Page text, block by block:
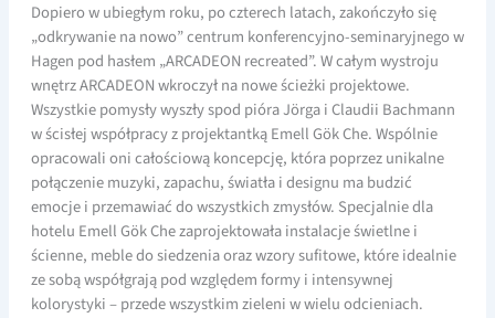
Dopiero w ubiegłym roku, po czterech latach, zakończyło się
„odkrywanie na nowo” centrum konferencyjno-seminaryjnego w
Hagen pod hasłem „ARCADEON recreated”. W całym wystroju
wnętrz ARCADEON wkroczył na nowe ścieżki projektowe.
Wszystkie pomysły wyszły spod pióra Jörga i Claudii Bachmann
w ścisłej współpracy z projektantką Emell Gök Che. Wspólnie
opracowali oni całościową koncepcję, która poprzez unikalne
połączenie muzyki, zapachu, światła i designu ma budzić
emocje i przemawiać do wszystkich zmysłów. Specjalnie dla
hotelu Emell Gök Che zaprojektowała instalacje świetlne i
ścienne, meble do siedzenia oraz wzory sufitowe, które idealnie
ze sobą współgrają pod względem formy i intensywnej
kolorystyki – przede wszystkim zieleni w wielu odcieniach.